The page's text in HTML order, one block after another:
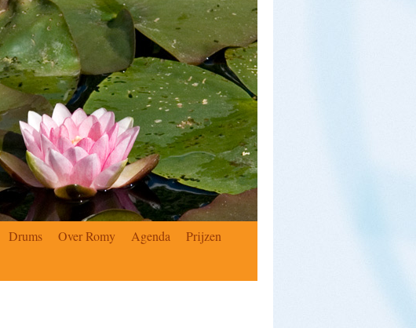
Drums Over Romy Agenda
Prijzen